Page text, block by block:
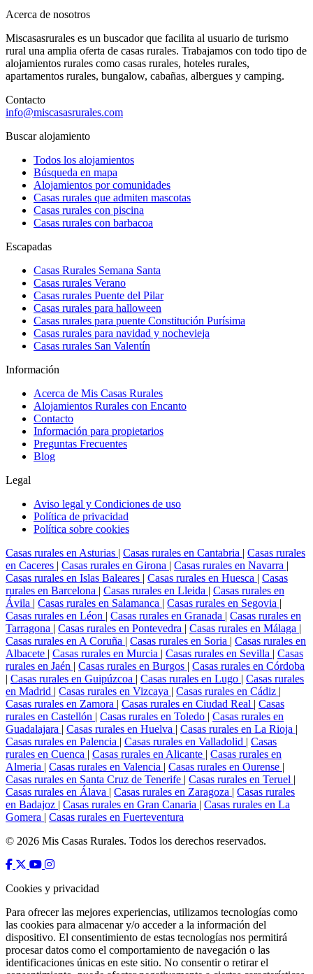
Acerca de nosotros
Miscasasrurales es un buscador que facilita al usuario de turismo
rural una amplia oferta de casas rurales. Trabajamos con todo tipo de
alojamientos rurales como casas rurales, hoteles rurales,
apartamentos rurales, bungalow, cabañas, albergues y camping.
Contacto
info@miscasasrurales.com
Buscar alojamiento
Todos los alojamientos
Búsqueda en mapa
Alojamientos por comunidades
Casas rurales que admiten mascotas
Casas rurales con piscina
Casas rurales con barbacoa
Escapadas
Casas Rurales Semana Santa
Casas rurales Verano
Casas rurales Puente del Pilar
Casas rurales para halloween
Casas rurales para puente Constitución Purísima
Casas rurales para navidad y nochevieja
Casas rurales San Valentín
Información
Acerca de Mis Casas Rurales
Alojamientos Rurales con Encanto
Contacto
Información para propietarios
Preguntas Frecuentes
Blog
Legal
Aviso legal y Condiciones de uso
Política de privacidad
Política sobre cookies
Casas rurales en Asturias | Casas rurales en Cantabria | Casas rurales
en Caceres | Casas rurales en Girona | Casas rurales en Navarra |
Casas rurales en Islas Baleares | Casas rurales en Huesca | Casas
rurales en Barcelona | Casas rurales en Lleida | Casas rurales en
Ávila | Casas rurales en Salamanca | Casas rurales en Segovia |
Casas rurales en Léon | Casas rurales en Granada | Casas rurales en
Tarragona | Casas rurales en Pontevedra | Casas rurales en Málaga |
Casas rurales en A Coruña | Casas rurales en Soria | Casas rurales en
Albacete | Casas rurales en Murcia | Casas rurales en Sevilla | Casas
rurales en Jaén | Casas rurales en Burgos | Casas rurales en Córdoba
| Casas rurales en Guipúzcoa | Casas rurales en Lugo | Casas rurales
en Madrid | Casas rurales en Vizcaya | Casas rurales en Cádiz |
Casas rurales en Zamora | Casas rurales en Ciudad Real | Casas
rurales en Castellón | Casas rurales en Toledo | Casas rurales en
Guadalajara | Casas rurales en Huelva | Casas rurales en La Rioja |
Casas rurales en Palencia | Casas rurales en Valladolid | Casas
rurales en Cuenca | Casas rurales en Alicante | Casas rurales en
Almeria | Casas rurales en Valencia | Casas rurales en Ourense |
Casas rurales en Santa Cruz de Tenerife | Casas rurales en Teruel |
Casas rurales en Álava | Casas rurales en Zaragoza | Casas rurales
en Badajoz | Casas rurales en Gran Canaria | Casas rurales en La
Gomera | Casas rurales en Fuerteventura
© 2026 Mis Casas Rurales. Todos los derechos reservados.
Cookies y privacidad
Para ofrecer las mejores experiencias, utilizamos tecnologías como
las cookies para almacenar y/o acceder a la información del
dispositivo. El consentimiento de estas tecnologías nos permitirá
procesar datos como el comportamiento de navegación o las
identificaciones únicas en este sitio. No consentir o retirar el